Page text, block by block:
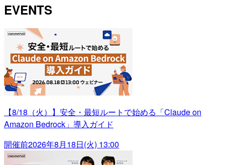
EVENTS
【8/18（火）】安全・最短ルートで始める「Claude on
Amazon Bedrock」導入ガイド
開催前2026年8月18日(火) 13:00